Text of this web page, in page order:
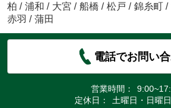
柏 / 浦和 / 大宮 / 船橋 / 松戸 / 錦糸町 /
赤羽 / 蒲田
電話でお問い
営業時間：
定休日：
土曜日・日曜